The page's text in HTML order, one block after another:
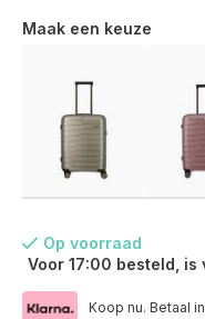
Maak een keuze
Op voorraad
Voor 17:00 besteld,
Koop nu. Betaal